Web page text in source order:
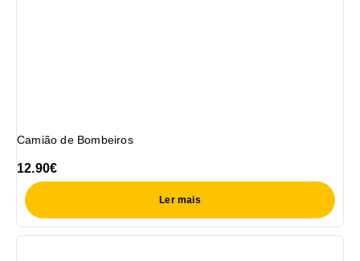
Camião de Bombeiros
12.90€
Ler mais